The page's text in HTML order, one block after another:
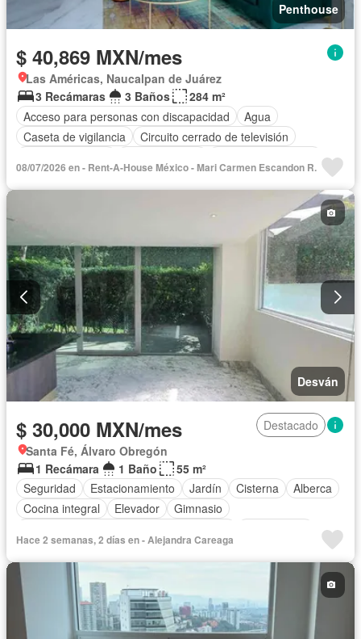
Penthouse
$ 40,869 MXN/mes
Las Américas, Naucalpan de Juárez
3 Recámaras
3 Baños
284 m²
Acceso para personas con discapacidad
Agua
Caseta de vigilancia
Circuito cerrado de televisión
Elevador
Estacionamiento Gas natural
Gimnasio
Permite mascotas
Permite niños
08/07/2026 en - Rent-A-House México - Mari Carmen Escandon R.
Desván
$ 30,000 MXN/mes
Destacado
Santa Fé, Álvaro Obregón
1 Recámara
1 Baño
55 m²
Seguridad
Estacionamiento Jardín Cisterna
Alberca
Cocina integral
Elevador
Gimnasio
Sala polivalente
Circuito cerrado de televisión
Electricidad
Asador
Zonas verdes
Recámara con closet
Caseta de vigilancia
Conserje
Permite mascotas
Permite niños
Sin amueblar
Hace 2 semanas, 2 días en - Alejandra Careaga